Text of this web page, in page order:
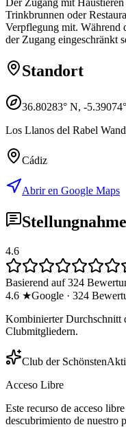
Der Zugang mit
Trinkbrunnen oder
Verpflegung mit. Während
der Zugang eingeschränkt
Standort
36.80283° N, -5.39074
Los Llanos del Rabel
Cádiz
Abrir en Google Maps
4.6
Basierend auf 324
4.6 ★Google · 324
Kombinierter Durchschnitt
Clubmitgliedern.
Club der Schönsten
Acceso Libre
Este recurso de acceso
descubrimiento de nuestro